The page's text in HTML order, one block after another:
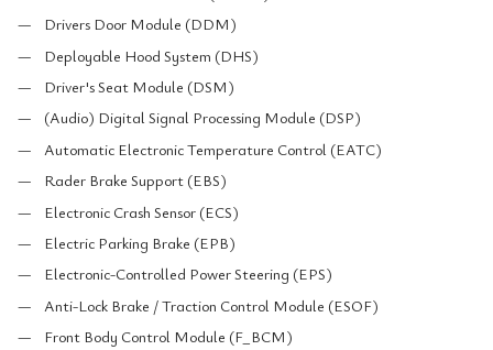
Drivers Door Module (DDM)
Deployable Hood System (DHS)
Driver's Seat Module (DSM)
(Audio) Digital Signal Processing Module (DSP)
Automatic Electronic Temperature Control (EATC)
Rader Brake Support (EBS)
Electronic Crash Sensor (ECS)
Electric Parking Brake (EPB)
Electronic-Controlled Power Steering (EPS)
Anti-Lock Brake / Traction Control Module (ESOF)
Front Body Control Module (F_BCM)